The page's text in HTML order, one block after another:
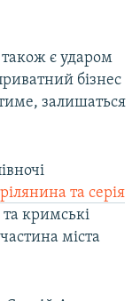
є ударом
бізнес
залишаться
та серія
та кримські
міста